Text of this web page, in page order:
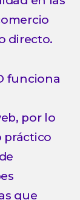
directo.
funciona
por lo
práctico
que